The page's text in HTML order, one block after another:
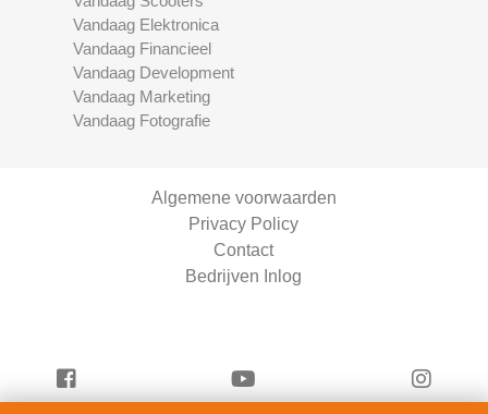
Vandaag Elektronica
Vandaag Financieel
Vandaag Development
Vandaag Marketing
Vandaag Fotografie
Algemene voorwaarden
Privacy Policy
Contact
Bedrijven Inlog